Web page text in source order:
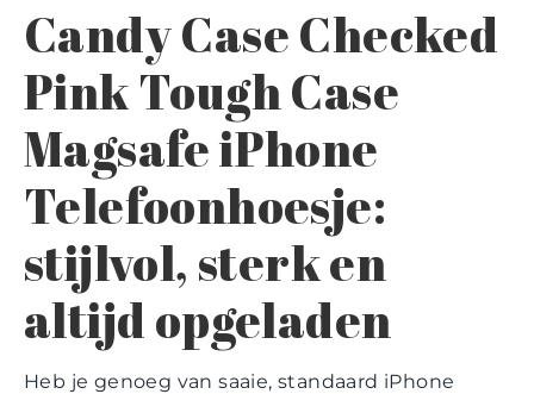
Candy Case Checked
Pink Tough Case
Magsafe iPhone
Telefoonhoesje:
stijlvol, sterk en
altijd opgeladen
Heb je genoeg van saaie, standaard iPhone